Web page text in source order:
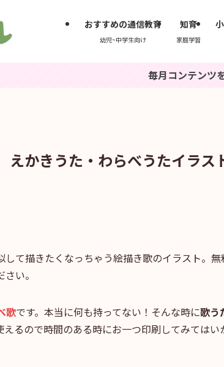
おすすめの通信教育
幼児~中学生向け
知育
家庭学習
毎月コンテンツを更新中。ブッ
えかきうた・わらべうたイラス
て描きたくなっちゃう絵描き歌のイラスト。無
い。
歌です。本当に何も持ってない！そんな時に歌う
るので時間のある時にお一つ印刷してみてはい